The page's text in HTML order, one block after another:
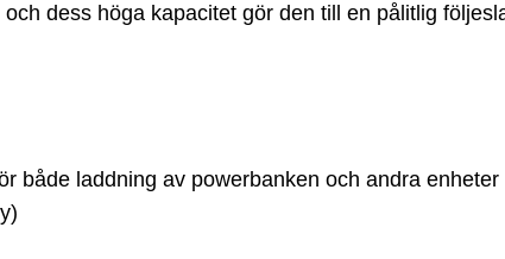
dess höga kapacitet gör den till en pålitlig
både laddning av powerbanken och andra enheter